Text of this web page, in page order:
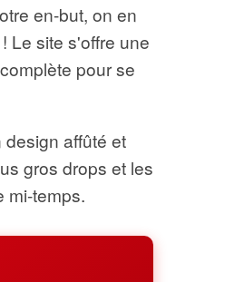
en-but, on en
Le site s'offre une
pour se
affûté et
gros drops et les
mi-temps.